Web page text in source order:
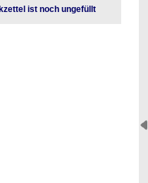
ist noch ungefüllt